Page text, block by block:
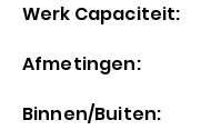
Werk Capaciteit:
Afmetingen:
Binnen/Buiten: